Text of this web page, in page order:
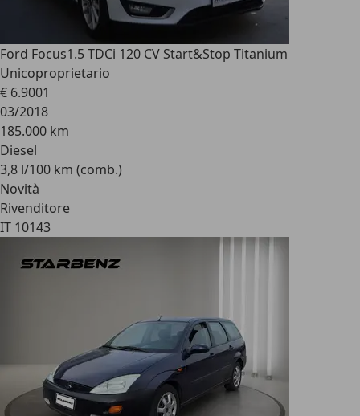
Ford Focus1.5 TDCi 120 CV Start&Stop Titanium
Unicoproprietario
€ 6.9001
03/2018
185.000 km
Diesel
3,8 l/100 km (comb.)
Novità
Rivenditore
IT 10143